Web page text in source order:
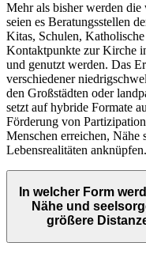
Mehr als bisher werden
seien es Beratungsstellen
Kitas, Schulen,
Kontaktpunkte zur Kirche
und genutzt werden. Das
verschiedener
den Großstädten oder
setzt auf hybride Formate
Förderung von
Menschen erreichen, Nähe
Lebensrealitäten anknüpfen.
In welcher Form
Nähe und
größere